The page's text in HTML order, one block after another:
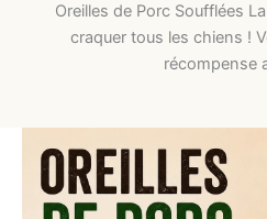
Oreilles de Porc Soufflées
craquer tous les chiens !
récompense
Oreilles